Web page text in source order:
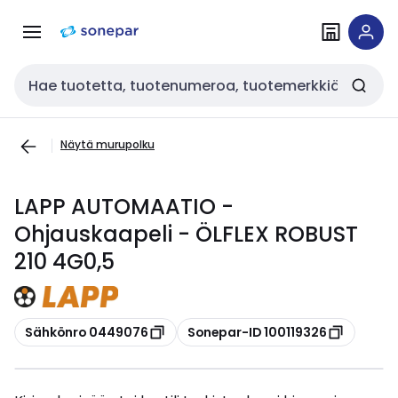
navigointiinsisältöön
Haku
Näytä murupolku
LAPP AUTOMAATIO -
Ohjauskaapeli - ÖLFLEX ROBUST
210 4G0,5
Kopioi
Sähkönro 0449076 Kopioi
Sonepar-ID 100119326